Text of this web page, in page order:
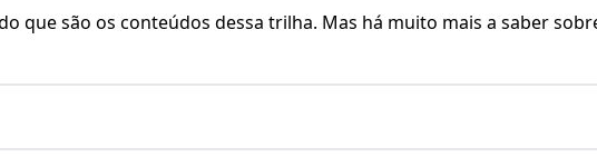
que são os conteúdos dessa trilha. Mas há muito mais a saber